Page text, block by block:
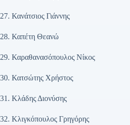
27. Κανάτσιος Γιάννης
28. Καπέτη Θεανώ
29. Καραθανασόπουλος Νίκος
30. Κατσώτης Χρήστος
31. Κλάδης Διονύσης
32. Κλιγκόπουλος Γρηγόρης